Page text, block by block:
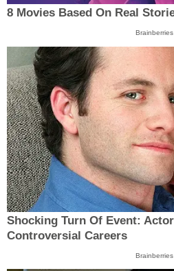
8 Movies Based On Real
Brainberries
Shocking Turn Of Event:
Controversial Careers
Brainberries